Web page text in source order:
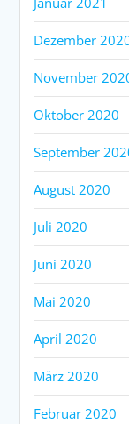
Dezember
November
Oktober 2020
September
August 2020
Juli 2020
Juni 2020
Mai 2020
April 2020
März 2020
Februar 2020